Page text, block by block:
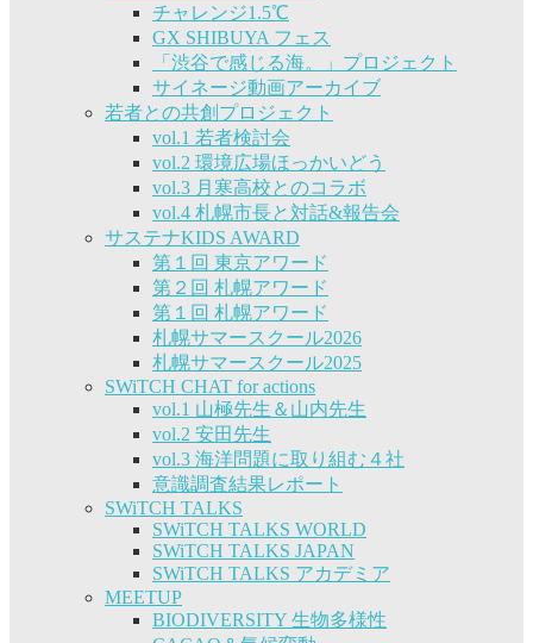
チャレンジ1.5℃
GX SHIBUYA フェス
「渋谷で感じる海。」プロジェクト
サイネージ動画アーカイブ
若者との共創プロジェクト
vol.1 若者検討会
vol.2 環境広場ほっかいどう
vol.3 月寒高校とのコラボ
vol.4 札幌市長と対話&報告会
サステナKIDS AWARD
第１回 東京アワード
第２回 札幌アワード
第１回 札幌アワード
札幌サマースクール2026
札幌サマースクール2025
SWiTCH CHAT for actions
vol.1 山極先生＆山内先生
vol.2 安田先生
vol.3 海洋問題に取り組む４社
意識調査結果レポート
SWiTCH TALKS
SWiTCH TALKS WORLD
SWiTCH TALKS JAPAN
SWiTCH TALKS アカデミア
MEETUP
BIODIVERSITY 生物多様性